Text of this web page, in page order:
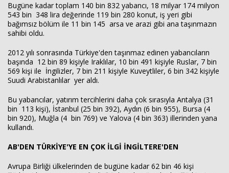
Bugüne kadar toplam 140 bin 832 yabancı, 18 milyar 174 milyon
543 bin 348 lira değerinde 119 bin 280 konut, iş yeri gibi
bağımsız bölüm ile 11 bin 145 arsa ve arazi gibi ana taşınmazın
sahibi oldu.
2012 yılı sonrasında Türkiye'den taşınmaz edinen yabancıların
başında 12 bin 89 kişiyle Iraklılar, 10 bin 491 kişiyle Ruslar, 7 bin
569 kişi ile İngilizler, 7 bin 211 kişiyle Kuveytliler, 6 bin 342 kişiyle
Suudi Arabistanlılar yer aldı.
Bu yabancılar, yatırım tercihlerini daha çok sırasıyla Antalya (31
bin 113 kişi), İstanbul (25 bin 392), Aydın (6 bin 955), Bursa (4
bin 920), Muğla (4 bin 769) ve Yalova (4 bin 363) illerinden yana
kullandı.
AB'DEN TÜRKİYE'YE EN ÇOK İLGİ İNGİLTERE'DEN
Avrupa Birliği ülkelerinden de bugüne kadar 62 bin 46 kişi